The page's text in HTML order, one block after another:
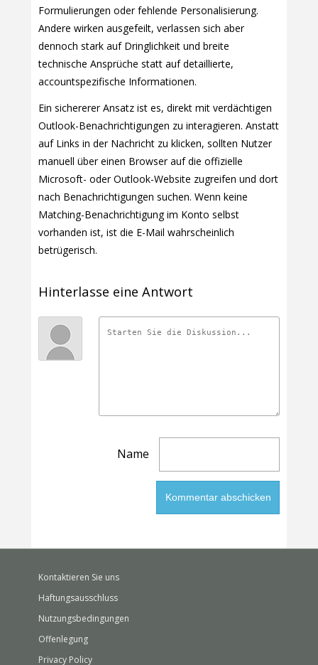
Formulierungen oder fehlende Personalisierung.
Andere wirken ausgefeilt, verlassen sich aber
dennoch stark auf Dringlichkeit und breite
technische Ansprüche statt auf detaillierte,
accountspezifische Informationen.
Ein sichererer Ansatz ist es, direkt mit verdächtigen
Outlook-Benachrichtigungen zu interagieren. Anstatt
auf Links in der Nachricht zu klicken, sollten Nutzer
manuell über einen Browser auf die offizielle
Microsoft- oder Outlook-Website zugreifen und dort
nach Benachrichtigungen suchen. Wenn keine
Matching-Benachrichtigung im Konto selbst
vorhanden ist, ist die E-Mail wahrscheinlich
betrügerisch.
Hinterlasse eine Antwort
Name
Kontaktieren Sie uns
Haftungsausschluss
Nutzungsbedingungen
Offenlegung
Privacy Policy